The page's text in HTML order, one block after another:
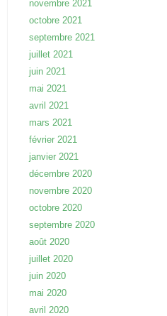
novembre 2021
octobre 2021
septembre 2021
juillet 2021
juin 2021
mai 2021
avril 2021
mars 2021
février 2021
janvier 2021
décembre 2020
novembre 2020
octobre 2020
septembre 2020
août 2020
juillet 2020
juin 2020
mai 2020
avril 2020